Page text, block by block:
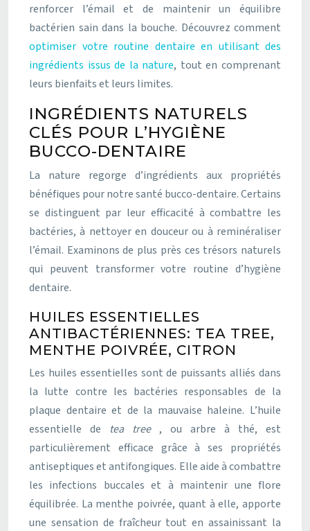
renforcer l’émail et de maintenir un équilibre
bactérien sain dans la bouche. Découvrez comment
optimiser votre routine dentaire en utilisant des
ingrédients issus de la nature, tout en comprenant
leurs bienfaits et leurs limites.
INGRÉDIENTS NATURELS
CLÉS POUR L’HYGIÈNE
BUCCO-DENTAIRE
La nature regorge d’ingrédients aux propriétés
bénéfiques pour notre santé bucco-dentaire. Certains
se distinguent par leur efficacité à combattre les
bactéries, à nettoyer en douceur ou à reminéraliser
l’émail. Examinons de plus près ces trésors naturels
qui peuvent transformer votre routine d’hygiène
dentaire.
HUILES ESSENTIELLES
ANTIBACTÉRIENNES: TEA TREE,
MENTHE POIVRÉE, CITRON
Les huiles essentielles sont de puissants alliés dans
la lutte contre les bactéries responsables de la
plaque dentaire et de la mauvaise haleine. L’huile
essentielle de tea tree , ou arbre à thé, est
particulièrement efficace grâce à ses propriétés
antiseptiques et antifongiques. Elle aide à combattre
les infections buccales et à maintenir une flore
équilibrée. La menthe poivrée, quant à elle, apporte
une sensation de fraîcheur tout en assainissant la